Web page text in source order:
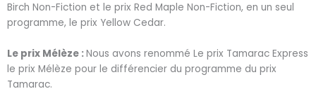
Birch Non-Fiction et le prix Red Maple Non-Fiction, en un seul
programme, le prix Yellow Cedar.
Le prix Mélèze :Nous avons renommé Le prix Tamarac Express
le prix Mélèze pour le différencier du programme du prix
Tamarac.